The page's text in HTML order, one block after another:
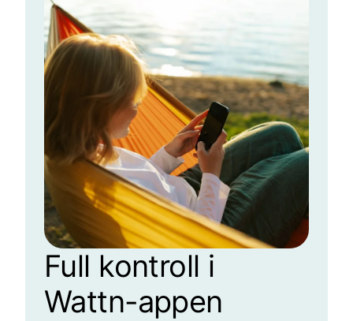
Full kontroll i
Wattn-appen